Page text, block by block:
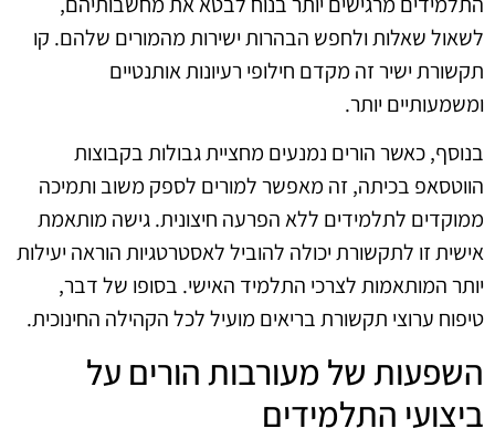
לשאול שאלות ולחפש הבהרות ישירות מהמורים שלהם. קו
תקשורת ישיר זה מקדם חילופי רעיונות אותנטיים
ומשמעותיים יותר.
בנוסף, כאשר הורים נמנעים מחציית גבולות בקבוצות
הווטסאפ בכיתה, זה מאפשר למורים לספק משוב ותמיכה
ממוקדים לתלמידים ללא הפרעה חיצונית. גישה מותאמת
אישית זו לתקשורת יכולה להוביל לאסטרטגיות הוראה יעילות
יותר המותאמות לצרכי התלמיד האישי. בסופו של דבר,
טיפוח ערוצי תקשורת בריאים מועיל לכל הקהילה החינוכית.
השפעות של מעורבות הורים על
ביצועי התלמידים